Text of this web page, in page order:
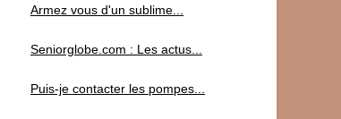
Armez vous d'un sublime...
Seniorglobe.com : Les actus...
Puis-je contacter les pompes...